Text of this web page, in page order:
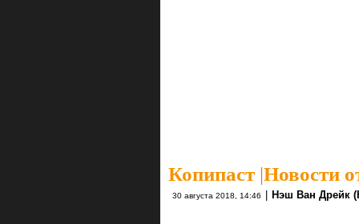
Копипаст |Новости
30 августа 2018, 14:46 | Нэш Ван Дрейк